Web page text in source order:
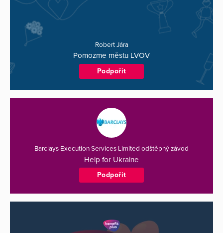
Robert Jára
Pomozme městu LVOV
Podpořit
Barclays Execution Services Limited odštěpný závod
Help for Ukraine
Podpořit